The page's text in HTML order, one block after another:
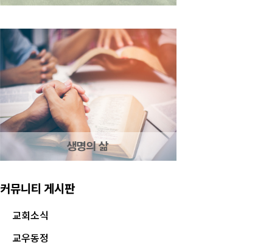
커뮤니티 게시판
교회소식
교우동정